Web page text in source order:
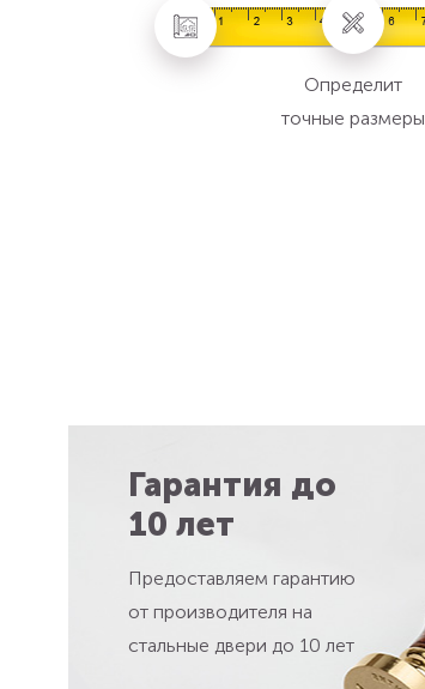
Определит
точные размеры
Гарантия до
10 лет
Предоставляем гарантию
от производителя на
стальные двери до 10 лет